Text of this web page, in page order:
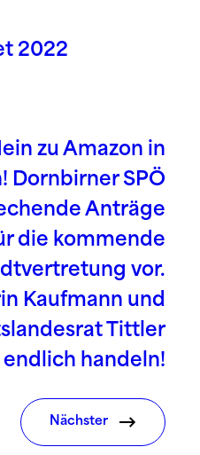
2022
zu Amazon in
Dornbirner SPÖ
Anträge
die kommende
vor.
Kaufmann und
Tittler
endlich handeln!
Nächster